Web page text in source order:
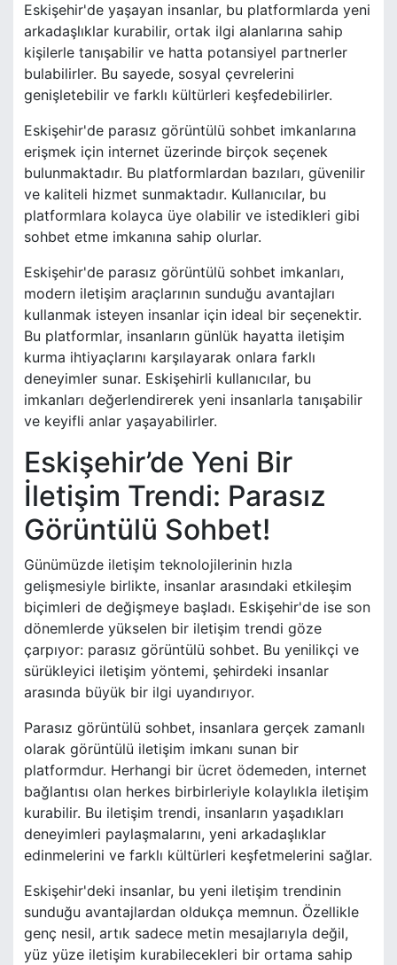
Eskişehir'de yaşayan insanlar, bu platformlarda yeni
arkadaşlıklar kurabilir, ortak ilgi alanlarına sahip
kişilerle tanışabilir ve hatta potansiyel partnerler
bulabilirler. Bu sayede, sosyal çevrelerini
genişletebilir ve farklı kültürleri keşfedebilirler.
Eskişehir'de parasız görüntülü sohbet imkanlarına
erişmek için internet üzerinde birçok seçenek
bulunmaktadır. Bu platformlardan bazıları, güvenilir
ve kaliteli hizmet sunmaktadır. Kullanıcılar, bu
platformlara kolayca üye olabilir ve istedikleri gibi
sohbet etme imkanına sahip olurlar.
Eskişehir'de parasız görüntülü sohbet imkanları,
modern iletişim araçlarının sunduğu avantajları
kullanmak isteyen insanlar için ideal bir seçenektir.
Bu platformlar, insanların günlük hayatta iletişim
kurma ihtiyaçlarını karşılayarak onlara farklı
deneyimler sunar. Eskişehirli kullanıcılar, bu
imkanları değerlendirerek yeni insanlarla tanışabilir
ve keyifli anlar yaşayabilirler.
Eskişehir’de Yeni Bir
İletişim Trendi: Parasız
Görüntülü Sohbet!
Günümüzde iletişim teknolojilerinin hızla
gelişmesiyle birlikte, insanlar arasındaki etkileşim
biçimleri de değişmeye başladı. Eskişehir'de ise son
dönemlerde yükselen bir iletişim trendi göze
çarpıyor: parasız görüntülü sohbet. Bu yenilikçi ve
sürükleyici iletişim yöntemi, şehirdeki insanlar
arasında büyük bir ilgi uyandırıyor.
Parasız görüntülü sohbet, insanlara gerçek zamanlı
olarak görüntülü iletişim imkanı sunan bir
platformdur. Herhangi bir ücret ödemeden, internet
bağlantısı olan herkes birbirleriyle kolaylıkla iletişim
kurabilir. Bu iletişim trendi, insanların yaşadıkları
deneyimleri paylaşmalarını, yeni arkadaşlıklar
edinmelerini ve farklı kültürleri keşfetmelerini sağlar.
Eskişehir'deki insanlar, bu yeni iletişim trendinin
sunduğu avantajlardan oldukça memnun. Özellikle
genç nesil, artık sadece metin mesajlarıyla değil,
yüz yüze iletişim kurabilecekleri bir ortama sahip